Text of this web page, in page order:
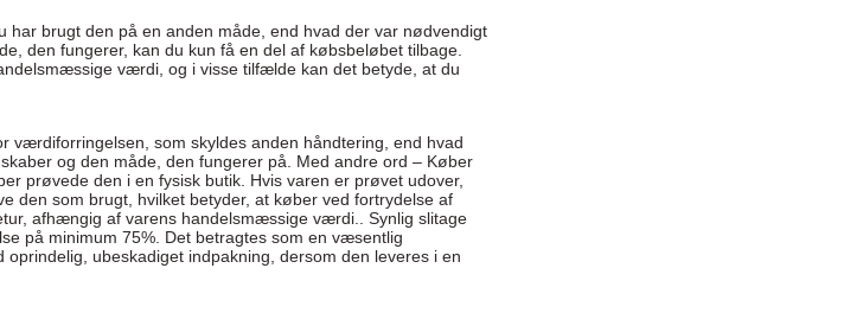
har brugt den på en anden måde, end hvad der var nødvendigt
den fungerer, kan du kun få en del af købsbeløbet tilbage.
værdi, og i visse tilfælde kan det betyde, at du
som skyldes anden håndtering, end hvad
og den måde, den fungerer på. Med andre ord – Køber
prøvede den i en fysisk butik. Hvis varen er prøvet udover,
den som brugt, hvilket betyder, at køber ved fortrydelse af
afhængig af varens handelsmæssige værdi.. Synlig slitage
på minimum 75%. Det betragtes som en væsentlig
ubeskadiget indpakning, dersom den leveres i en